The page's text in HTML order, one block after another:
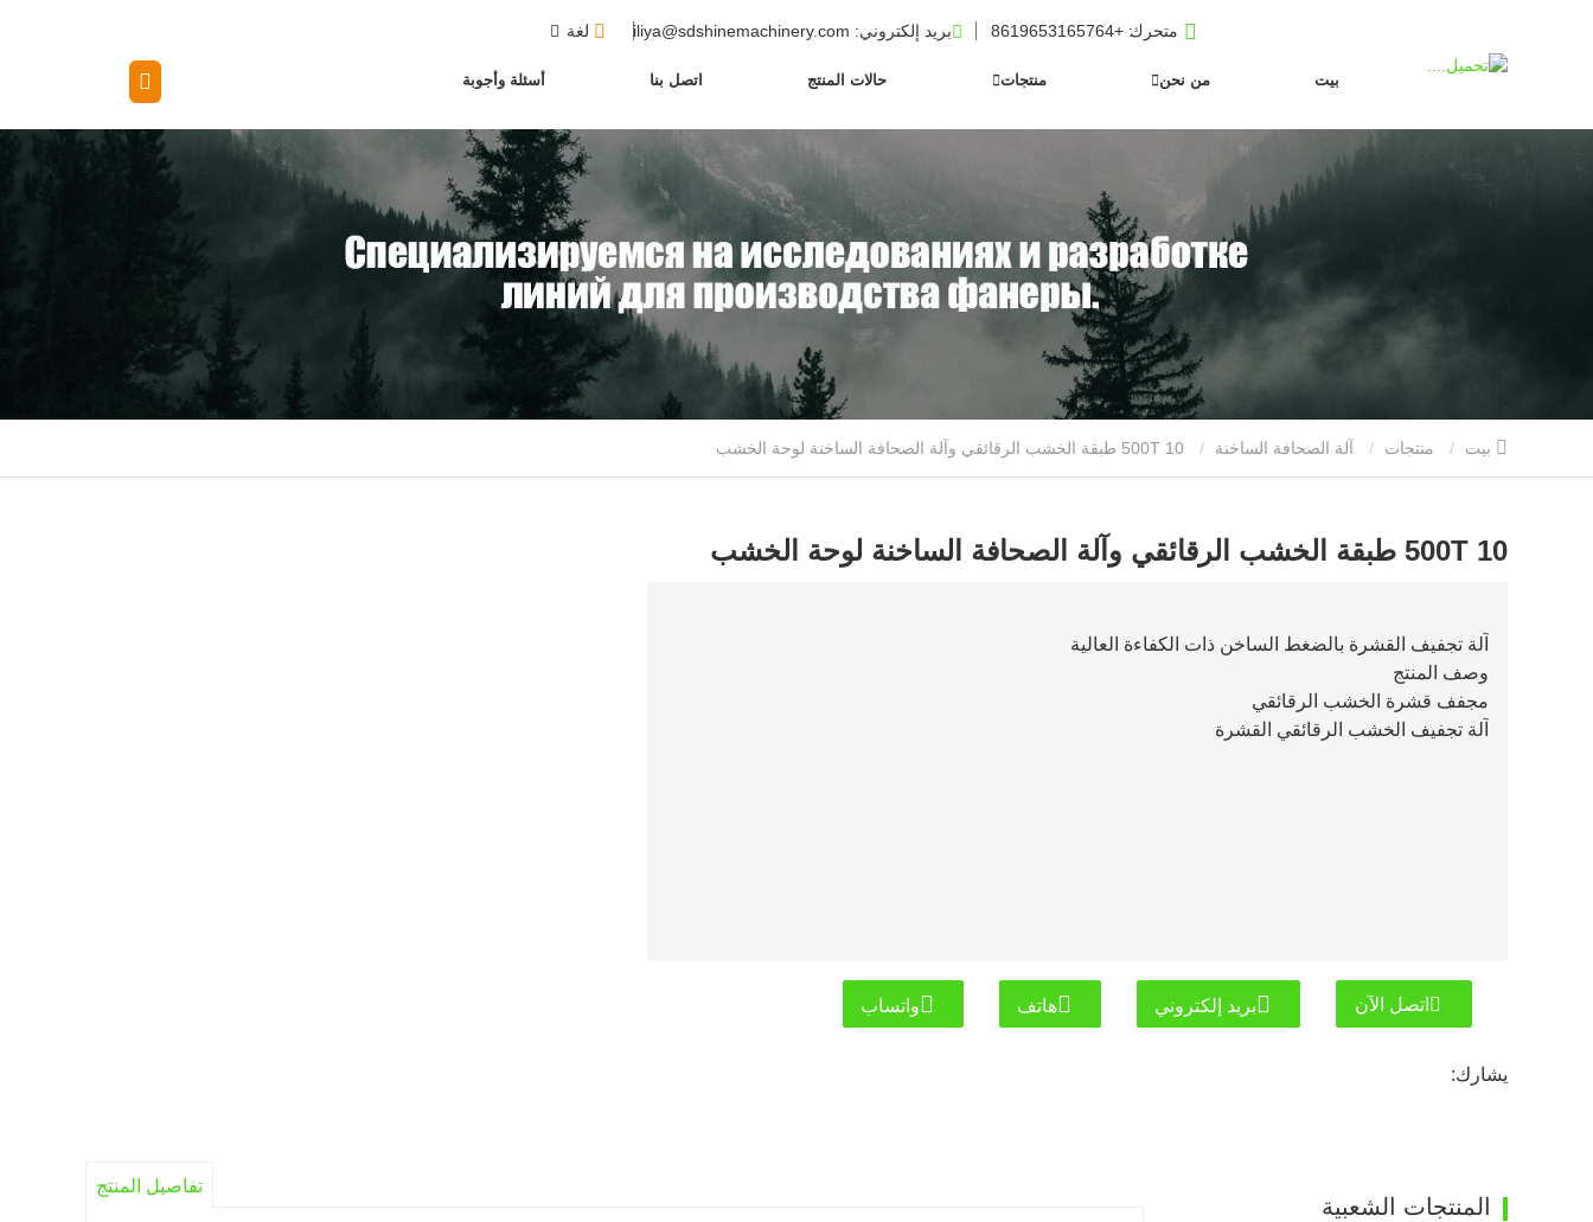
بيت من نحن منتجات حالات المنتج اتصل بنا أسئلة وأجوبة
متحرك: +8619653165764 بريد إلكتروني: iliya@sdshinemachinery.com لغة
منتجات آلة الصحافة الساخنة
500T 10 طبقة الخشب الرقائقي وآلة الصحافة الساخنة لوحة الخشب
آلة تجفيف القشرة بالضغط الساخن ذات الكفاءة العالية
وصف المنتج
مجفف قشرة الخشب الرقائقي
آلة تجفيف الخشب الرقائقي القشرة
اتصل الآن بريد إلكتروني هاتف واتساب
يشارك:
تفاصيل المنتج
المنتجات الشعبية